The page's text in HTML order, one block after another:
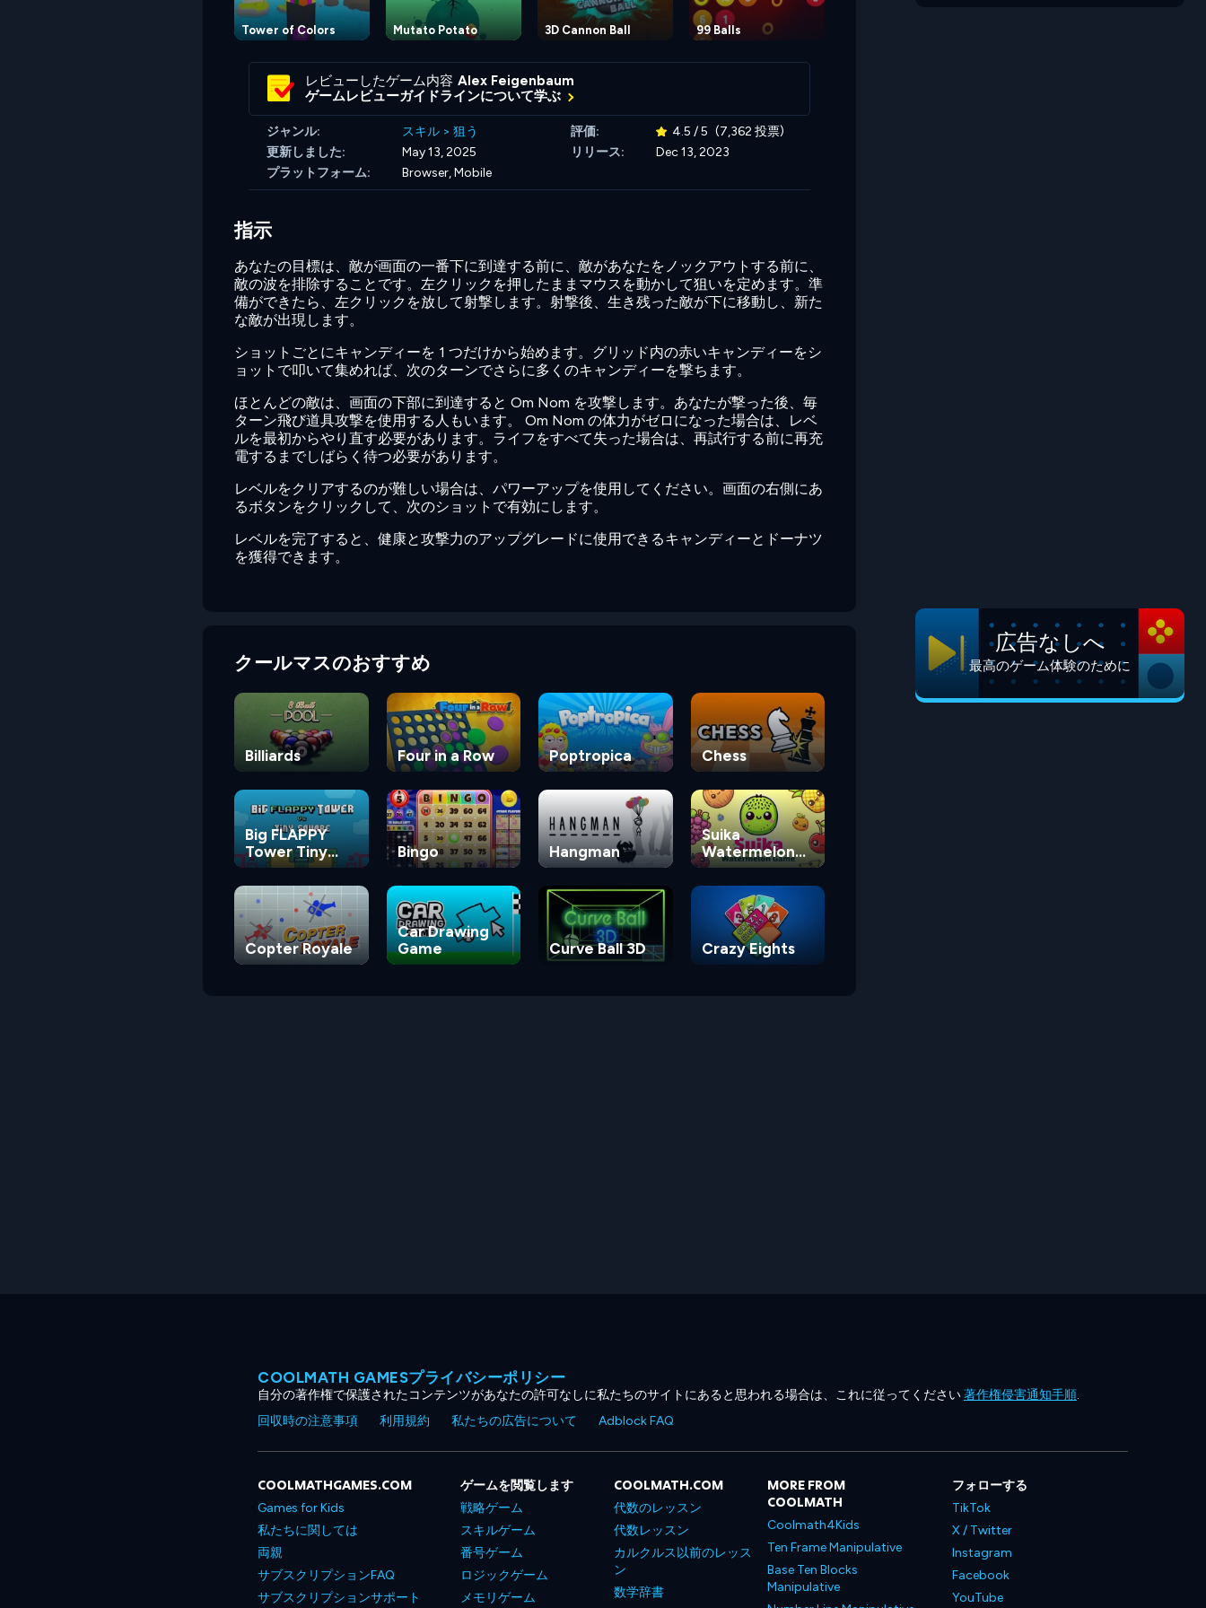
Tower of Colors Mutato Potato 3D Cannon Ball 99 Balls
レビューしたゲーム内容 Alex Feigenbaum
ゲームレビューガイドラインについて学ぶ
ジャンル: スキル > 狙う 評価: 4.5 / 5 (7,362 投票)
更新しました:
May 13, 2025 リリース:
Dec 13, 2023
プラットフォーム:
Browser, Mobile
指示
あなたの目標は、敵が画面の一番下に到達する前に、敵があなたをノックアウトする前に、
敵の波を排除することです。左クリックを押したままマウスを動かして狙いを定めます。準
備ができたら、左クリックを放して射撃します。射撃後、生き残った敵が下に移動し、新た
な敵が出現します。
ショットごとにキャンディーを 1 つだけから始めます。グリッド内の赤いキャンディーをシ
ョットで叩いて集めれば、次のターンでさらに多くのキャンディーを撃ちます。
ほとんどの敵は、画面の下部に到達すると Om Nom を攻撃します。あなたが撃った後、毎
ターン飛び道具攻撃を使用する人もいます。 Om Nom の体力がゼロになった場合は、レベ
ルを最初からやり直す必要があります。ライフをすべて失った場合は、再試行する前に再充
電するまでしばらく待つ必要があります。
レベルをクリアするのが難しい場合は、パワーアップを使用してください。画面の右側にあ
るボタンをクリックして、次のショットで有効にします。
レベルを完了すると、健康と攻撃力のアップグレードに使用できるキャンディーとドーナツ
を獲得できます。
クールマスのおすすめ
Billiards Four in a Row Poptropica Chess
Big FLAPPY
Tower Tiny
Square
Bingo Hangman
Suika
Watermelon
Game
Copter Royale
Car Drawing
Game
Curve Ball 3D Crazy Eights
広告なしへ
最高のゲーム体験のために
COOLMATH GAMESプライバシーポリシー
自分の著作権で保護されたコンテンツがあなたの許可なしに私たちのサイトにあると思われる場合は、これに従ってください著作権侵害通知手順.
回収時の注意事項
利用規約 私たちの広告について Adblock FAQ
COOLMATHGAMES.COM
Games for Kids
私たちに関しては
両親
サブスクリプションFAQ
サブスクリプションサポート
ゲームを閲覧します
戦略ゲーム
スキルゲーム
番号ゲーム
ロジックゲーム
メモリゲーム
COOLMATH.COM
代数のレッスン
代数レッスン
カルクルス以前のレッス
ン
数学辞書
MORE FROM
COOLMATH
Coolmath4Kids
Ten Frame Manipulative
Base Ten Blocks
Manipulative
フォローする
TikTok
X / Twitter
Instagram
Facebook
YouTube